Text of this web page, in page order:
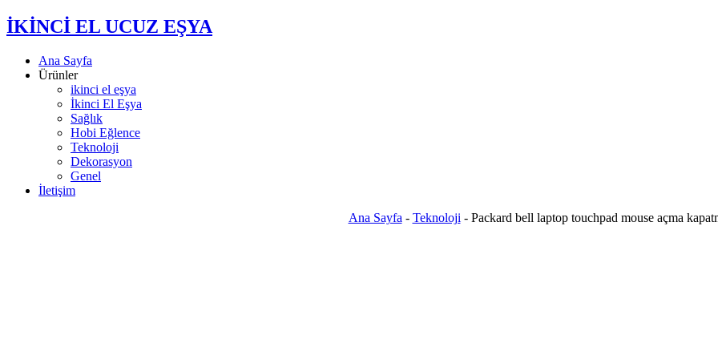
İKİNCİ EL UCUZ EŞYA
Ana Sayfa
Ürünler
ikinci el eşya
İkinci El Eşya
Sağlık
Hobi Eğlence
Teknoloji
Dekorasyon
Genel
İletişim
Ana Sayfa - Teknoloji - Packard bell laptop touchpad mouse açma